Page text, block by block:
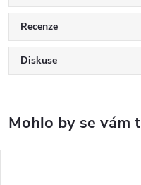
Recenze
Diskuse